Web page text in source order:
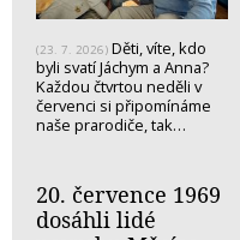
(23. 7. 2026) Děti, víte, kdo
byli svatí Jáchym a Anna?
Každou čtvrtou neděli v
červenci si připomínáme
naše prarodiče, tak…
20. července 1969
dosáhli lidé